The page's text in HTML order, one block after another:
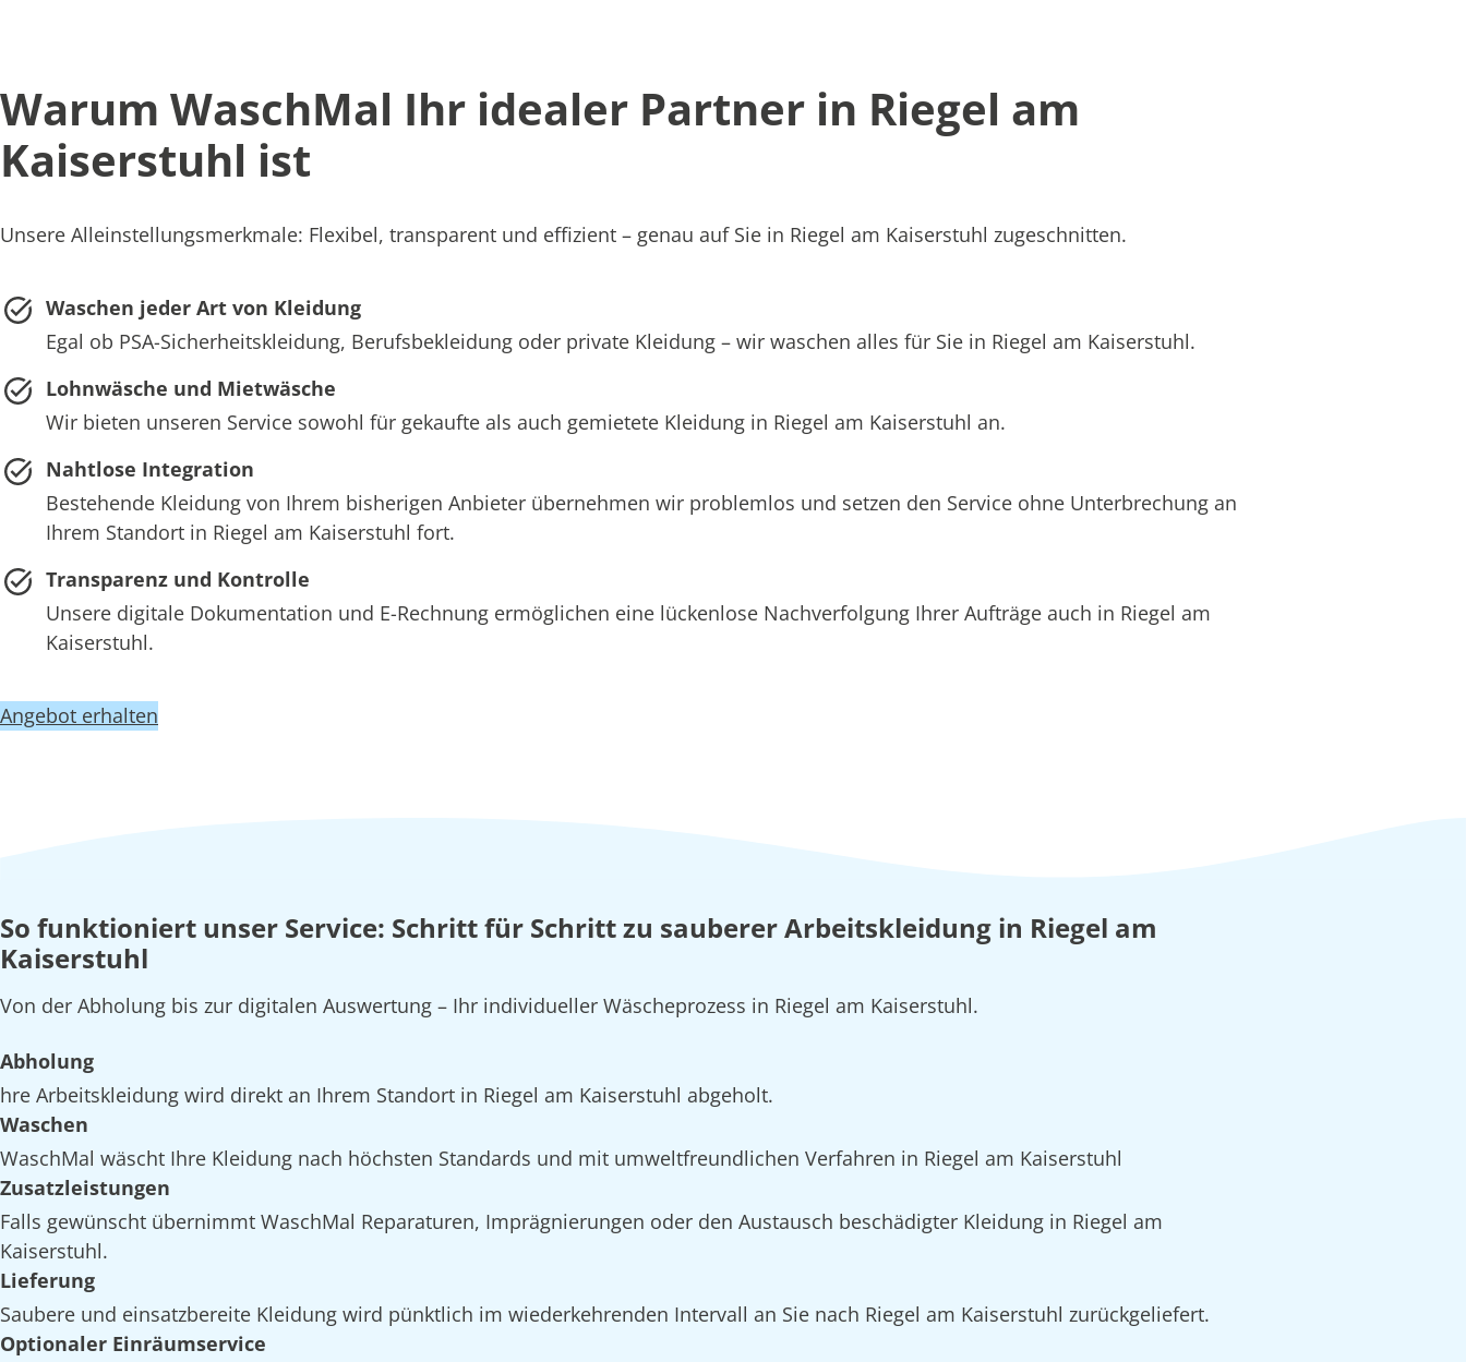
Warum WaschMal Ihr idealer Partner in Riegel am
Kaiserstuhl ist
Unsere Alleinstellungsmerkmale: Flexibel, transparent und effizient – genau auf Sie in Riegel am Kaiserstuhl zugeschnitten.
Waschen jeder Art von Kleidung
Egal ob PSA-Sicherheitskleidung, Berufsbekleidung oder private Kleidung – wir waschen alles für Sie in Riegel am Kaiserstuhl.
Lohnwäsche und Mietwäsche
Wir bieten unseren Service sowohl für gekaufte als auch gemietete Kleidung in Riegel am Kaiserstuhl an.
Nahtlose Integration
Bestehende Kleidung von Ihrem bisherigen Anbieter übernehmen wir problemlos und setzen den Service ohne Unterbrechung an
Ihrem Standort in Riegel am Kaiserstuhl fort.
Transparenz und Kontrolle
Unsere digitale Dokumentation und E-Rechnung ermöglichen eine lückenlose Nachverfolgung Ihrer Aufträge auch in Riegel am
Kaiserstuhl.
Angebot erhalten
So funktioniert unser Service: Schritt für Schritt zu sauberer Arbeitskleidung in Riegel am
Kaiserstuhl
Von der Abholung bis zur digitalen Auswertung – Ihr individueller Wäscheprozess in Riegel am Kaiserstuhl.
Abholung
hre Arbeitskleidung wird direkt an Ihrem Standort in Riegel am Kaiserstuhl abgeholt.
Waschen
WaschMal wäscht Ihre Kleidung nach höchsten Standards und mit umweltfreundlichen Verfahren in Riegel am Kaiserstuhl
Zusatzleistungen
Falls gewünscht übernimmt WaschMal Reparaturen, Imprägnierungen oder den Austausch beschädigter Kleidung in Riegel am
Kaiserstuhl.
Lieferung
Saubere und einsatzbereite Kleidung wird pünktlich im wiederkehrenden Intervall an Sie nach Riegel am Kaiserstuhl zurückgeliefert.
Optionaler Einräumservice